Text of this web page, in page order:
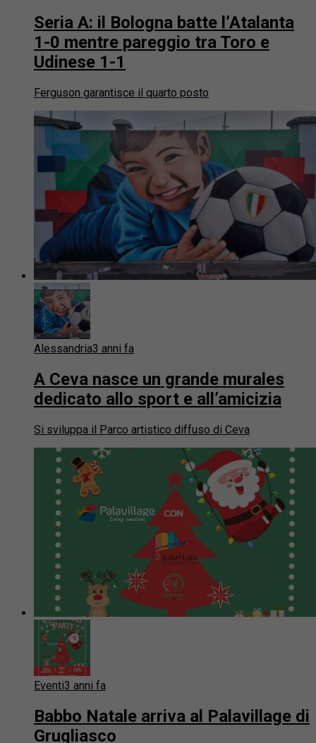
Seria A: il Bologna batte l’Atalanta
1-0 mentre pareggio tra Toro e
Udinese 1-1
Ferguson garantisce il quarto posto
Alessandria3 anni fa
A Ceva nasce un grande murales
dedicato allo sport e all’amicizia
Si sviluppa il Parco artistico diffuso di Ceva
Eventi3 anni fa
Babbo Natale arriva al Palavillage di
Grugliasco